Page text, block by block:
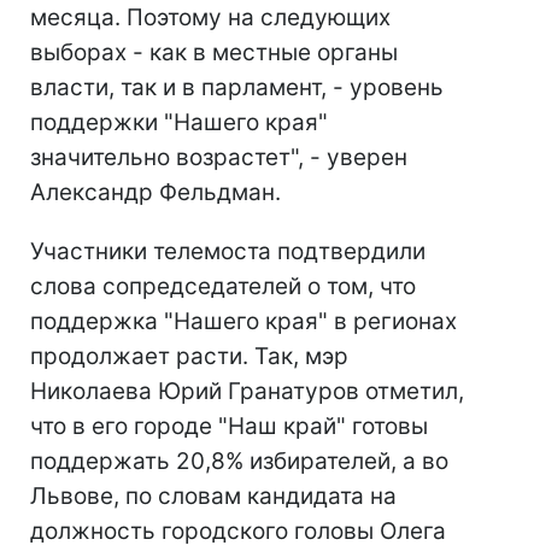
месяца. Поэтому на следующих
выборах - как в местные органы
власти, так и в парламент, - уровень
поддержки "Нашего края"
значительно возрастет", - уверен
Александр Фельдман.
Участники телемоста подтвердили
слова сопредседателей о том, что
поддержка "Нашего края" в регионах
продолжает расти. Так, мэр
Николаева Юрий Гранатуров отметил,
что в его городе "Наш край" готовы
поддержать 20,8% избирателей, а во
Львове, по словам кандидата на
должность городского головы Олега